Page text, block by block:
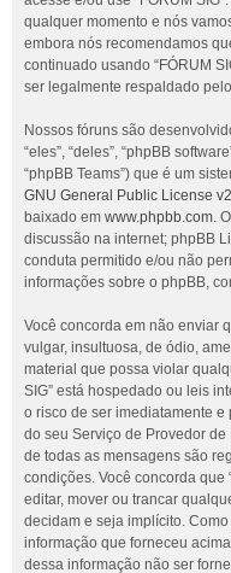
qualquer momento e nós
embora nós recomendamos
continuado usando “FÓRUM
ser legalmente respaldado
Nossos fóruns são
“eles”, “deles”, “phpBB
“phpBB Teams”) que é um
GNU General Public License v2
baixado em www.phpbb.com.
discussão na internet; phpBB
conduta permitido e/ou não
informações sobre o phpBB,
Você concorda em não enviar
vulgar, insultuosa, de ódio,
material que possa violar
SIG” está hospedado ou leis
o risco de ser imediatamente
do seu Serviço de Provedor
de todas as mensagens são
condições. Você concorda que
editar, mover ou trancar
decidam e seja implícito.
informação que forneceu
dessa informação não ser